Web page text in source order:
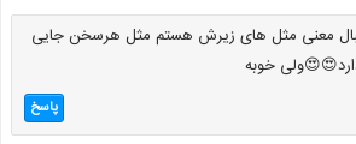
معنی مثل های زیرش هستم مثل هرسخن جایی
خوبه
پاسخ